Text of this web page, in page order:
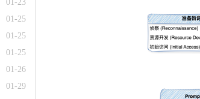
01-23
01-25
01-25
01-25
01-26
01-29